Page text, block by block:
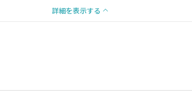
詳細を表示する